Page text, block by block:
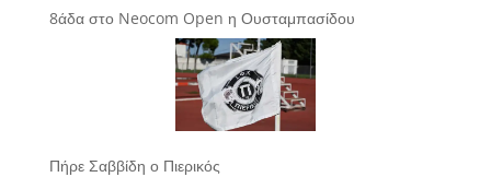
8άδα στο Neocom Open η Ουσταμπασίδου
Πήρε Σαββίδη ο Πιερικός